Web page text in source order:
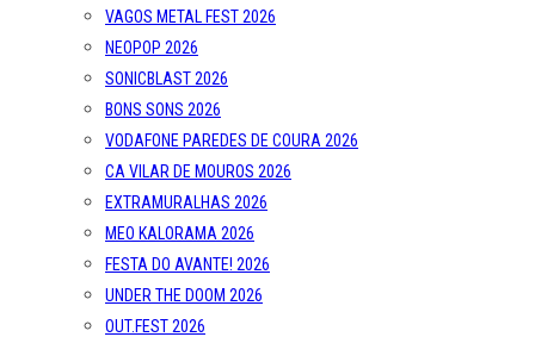
VAGOS METAL FEST 2026
NEOPOP 2026
SONICBLAST 2026
BONS SONS 2026
VODAFONE PAREDES DE COURA 2026
CA VILAR DE MOUROS 2026
EXTRAMURALHAS 2026
MEO KALORAMA 2026
FESTA DO AVANTE! 2026
UNDER THE DOOM 2026
OUT.FEST 2026